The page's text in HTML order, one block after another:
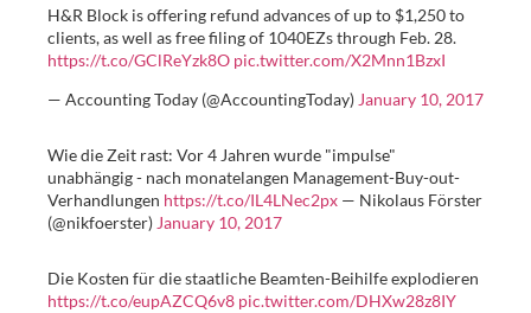
H&R Block is offering refund advances of up to $1,250 to
clients, as well as free filing of 1040EZs through Feb. 28.
https://t.co/GClReYzk8O pic.twitter.com/X2Mnn1BzxI
— Accounting Today (@AccountingToday) January 10, 2017
Wie die Zeit rast: Vor 4 Jahren wurde "impulse"
unabhängig - nach monatelangen Management-Buy-out-
Verhandlungen https://t.co/IL4LNec2px — Nikolaus Förster
(@nikfoerster) January 10, 2017
Die Kosten für die staatliche Beamten-Beihilfe explodieren
https://t.co/eupAZCQ6v8 pic.twitter.com/DHXw28z8IY